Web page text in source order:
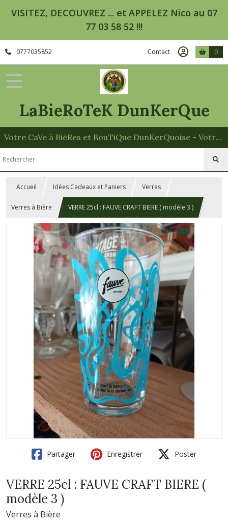
VISITEZ, DECOUVREZ ... et APPELEZ Nico au 07
77 03 58 52 !!!
0777035852 Contact 0
LaBieRoTeK DunKerQue
Votre CaVe à BièRes et BouTiQue DunKerQuoise - Votre Spécialiste des Paniers Garnis
Accueil Idées Cadeaux et Paniers Verres
Verres à Bière VERRE 25cl : FAUVE CRAFT BIERE ( modèle 3 )
Partager Enregistrer Poster
VERRE 25cl : FAUVE CRAFT BIERE (
modèle 3 )
Verres à Bière